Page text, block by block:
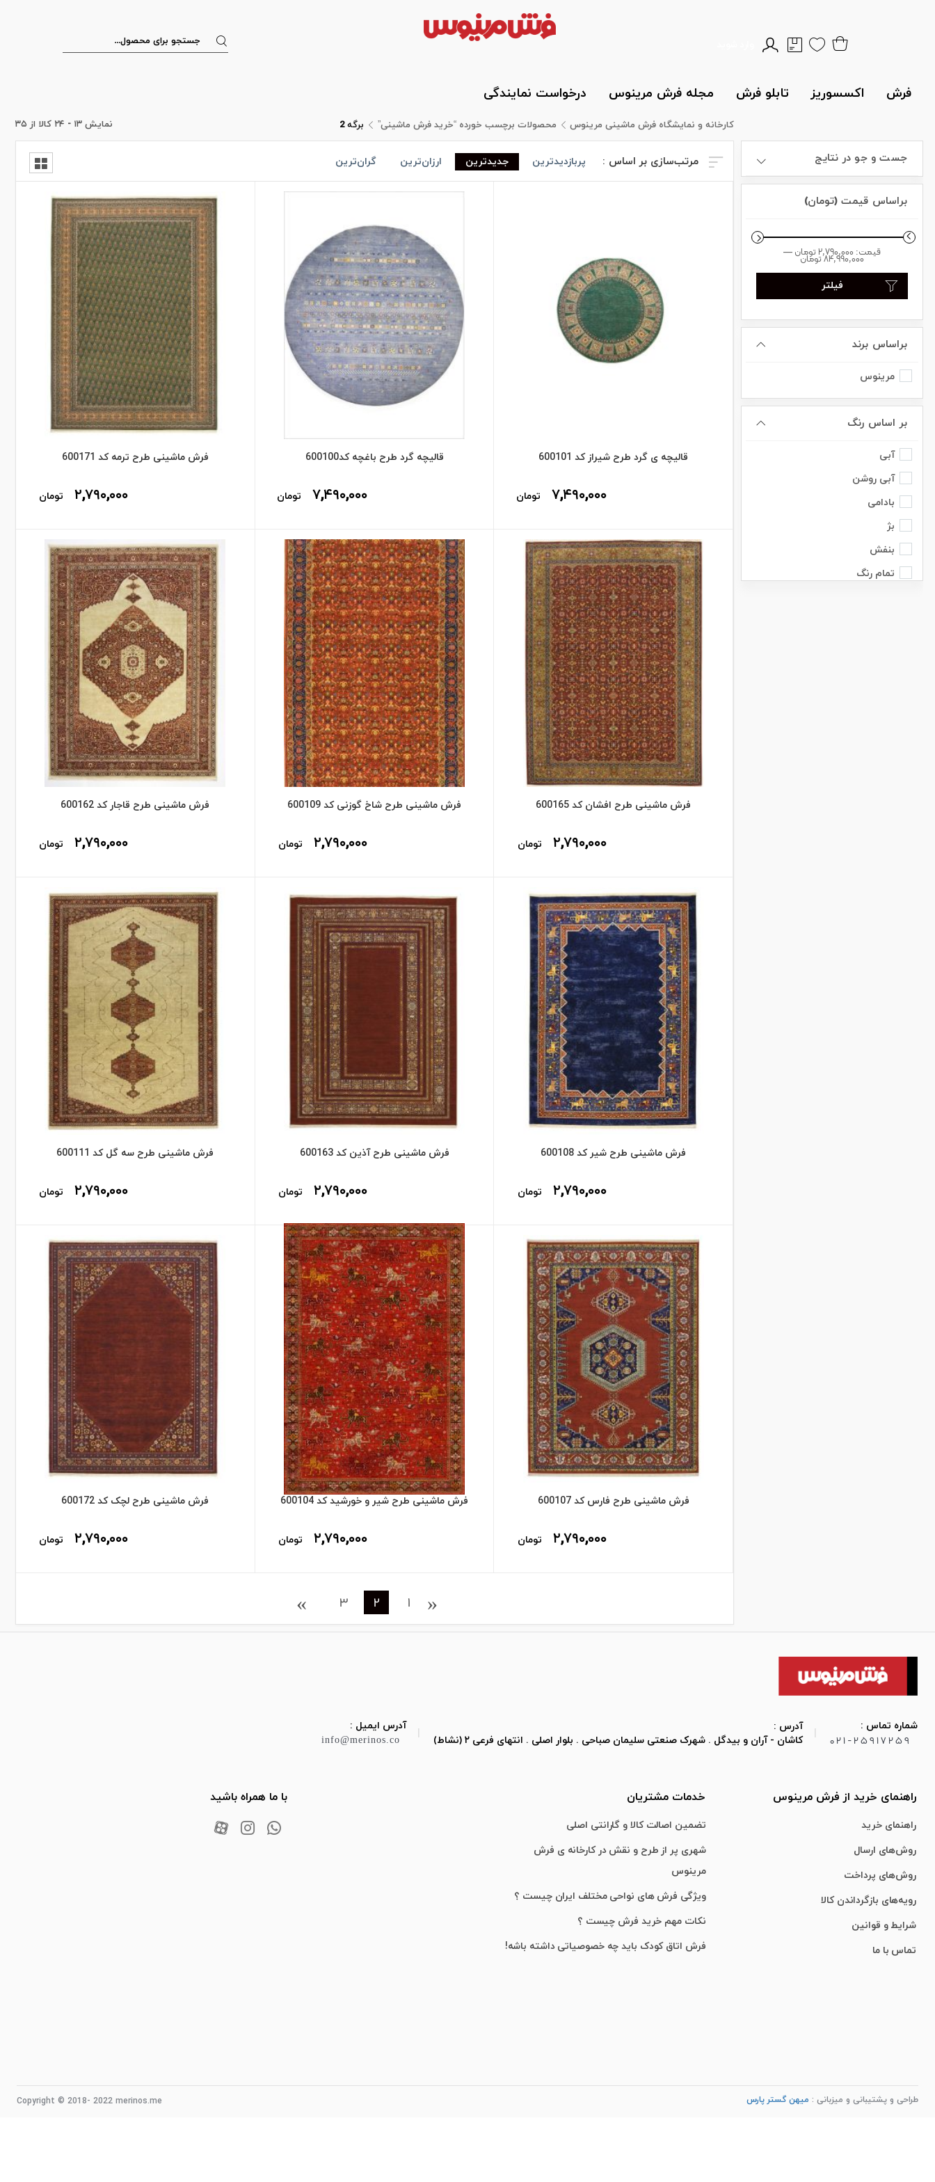
فرش اکسسوریز تابلو فرش مجله فرش مرینوس درخواست نمایندگی
جست و جو در نتایج
براساس قیمت (تومان)
فیلتر
قیمت:2,790,000 تومان — 84,990,000 تومان
براساس برند
مرینوس
بر اساس رنگ
آبی
آبی روشن
بادامی
بژ
بنفش
تمام رنگ
کارخانه و نمایشگاه فرش ماشینی مرینوس محصولات برچسب خورده “خرید فرش ماشینی” برگه 2 نمایش ۱۳ - ۲۴ کالا از ۳۵
مرتب‌سازی بر اساس : پربازدیدترین جدیدترین ارزان‌ترین گران‌ترین
قالیچه ی گرد طرح شیراز کد 600101
۷,۴۹۰,۰۰۰ تومان
قالیچه گرد طرح باغچه کد600100
۷,۴۹۰,۰۰۰ تومان
فرش ماشینی طرح ترمه کد 600171
۲,۷۹۰,۰۰۰ تومان
فرش ماشینی طرح افشان کد 600165
۲,۷۹۰,۰۰۰ تومان
فرش ماشینی طرح شاخ گوزنی کد 600109
۲,۷۹۰,۰۰۰ تومان
فرش ماشینی طرح قاجار کد 600162
۲,۷۹۰,۰۰۰ تومان
فرش ماشینی طرح شیر کد 600108
۲,۷۹۰,۰۰۰ تومان
فرش ماشینی طرح آذین کد 600163
۲,۷۹۰,۰۰۰ تومان
فرش ماشینی طرح سه گل کد 600111
۲,۷۹۰,۰۰۰ تومان
فرش ماشینی طرح فارس کد 600107
۲,۷۹۰,۰۰۰ تومان
فرش ماشینی طرح شیر و خورشید کد 600104
۲,۷۹۰,۰۰۰ تومان
فرش ماشینی طرح لچک کد 600172
۲,۷۹۰,۰۰۰ تومان
1
2
3
شماره تماس :
021-25917259
آدرس :
کاشان - آران و بیدگل . شهرک صنعتی سلیمان صباحی . بلوار اصلی . انتهای فرعی ۲ (نشاط)
آدرس ایمیل :
info@merinos.co
راهنمای خرید از فرش مرینوس
راهنمای خرید
روش‌های ارسال
روش‌های پرداخت
رویه‌های بازگرداندن کالا
شرایط و قوانین
تماس با ما
خدمات مشتریان
تضمین اصالت کالا و گارانتی اصلی
شهری پر از طرح و نقش در کارخانه ی فرش
مرینوس
ویژگی‌ فرش‌ های نواحی مختلف ایران چیست ؟
نکات مهم خرید فرش چیست ؟
فرش اتاق کودک باید چه خصوصیاتی داشته باشه!
با ما همراه باشید
طراحی و پشتیبانی و میزبانی : میهن گستر پارس Copyright © 2018- 2022 merinos.me